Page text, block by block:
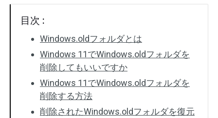
目次 :
Windows.oldフォルダとは
Windows 11でWindows.oldフォルダを
削除してもいいですか
Windows 11でWindows.oldフォルダを
削除する方法
削除されたWindows.oldフォルダを復元